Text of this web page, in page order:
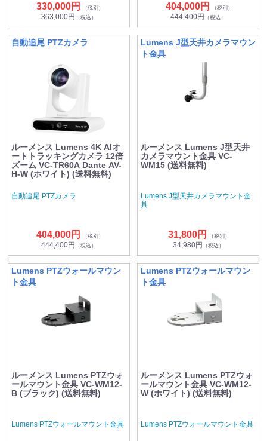
330,000円 （税別）
363,000円 （税込）
404,000円 （税別）
444,400円 （税込）
自動追尾 PTZカメラ
ルーメンス Lumens 4K AIオ
ートトラッキングカメラ 12倍
ズーム VC-TR60A Dante AV-
H-W (ホワイト) (送料無料)
自動追尾 PTZカメラ
404,000円 （税別）
444,400円 （税込）
Lumens J型天井カメラマウン
ト金具
ルーメンス Lumens J型天井
カメラマウント金具 VC-
WM15 (送料無料)
Lumens J型天井カメラマウント金
具
31,800円 （税別）
34,980円 （税込）
Lumens PTZウォールマウン
ト金具
ルーメンス Lumens PTZウォ
ールマウント金具 VC-WM12-
B (ブラック) (送料無料)
Lumens PTZウォールマウント金具
Lumens PTZウォールマウン
ト金具
ルーメンス Lumens PTZウォ
ールマウント金具 VC-WM12-
W (ホワイト) (送料無料)
Lumens PTZウォールマウント金具